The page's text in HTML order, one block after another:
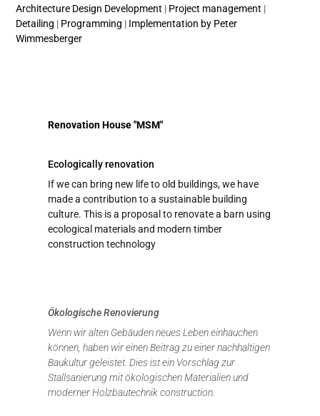
Architecture Design Development | Project management |
Detailing | Programming | Implementation by Peter
Wimmesberger
Renovation House "MSM"
Ecologically renovation
If we can bring new life to old buildings, we have
made a contribution to a sustainable building
culture. This is a proposal to renovate a barn using
ecological materials and modern timber
construction technology
Ökologische Renovierung
Wenn wir alten Gebäuden neues Leben einhauchen
können, haben wir einen Beitrag zu einer nachhaltigen
Baukultur geleistet. Dies ist ein Vorschlag zur
Stallsanierung mit ökologischen Materialien und
moderner Holzbautechnik construction.